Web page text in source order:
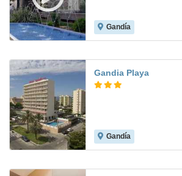
Gandía
Gandia Playa
Gandía